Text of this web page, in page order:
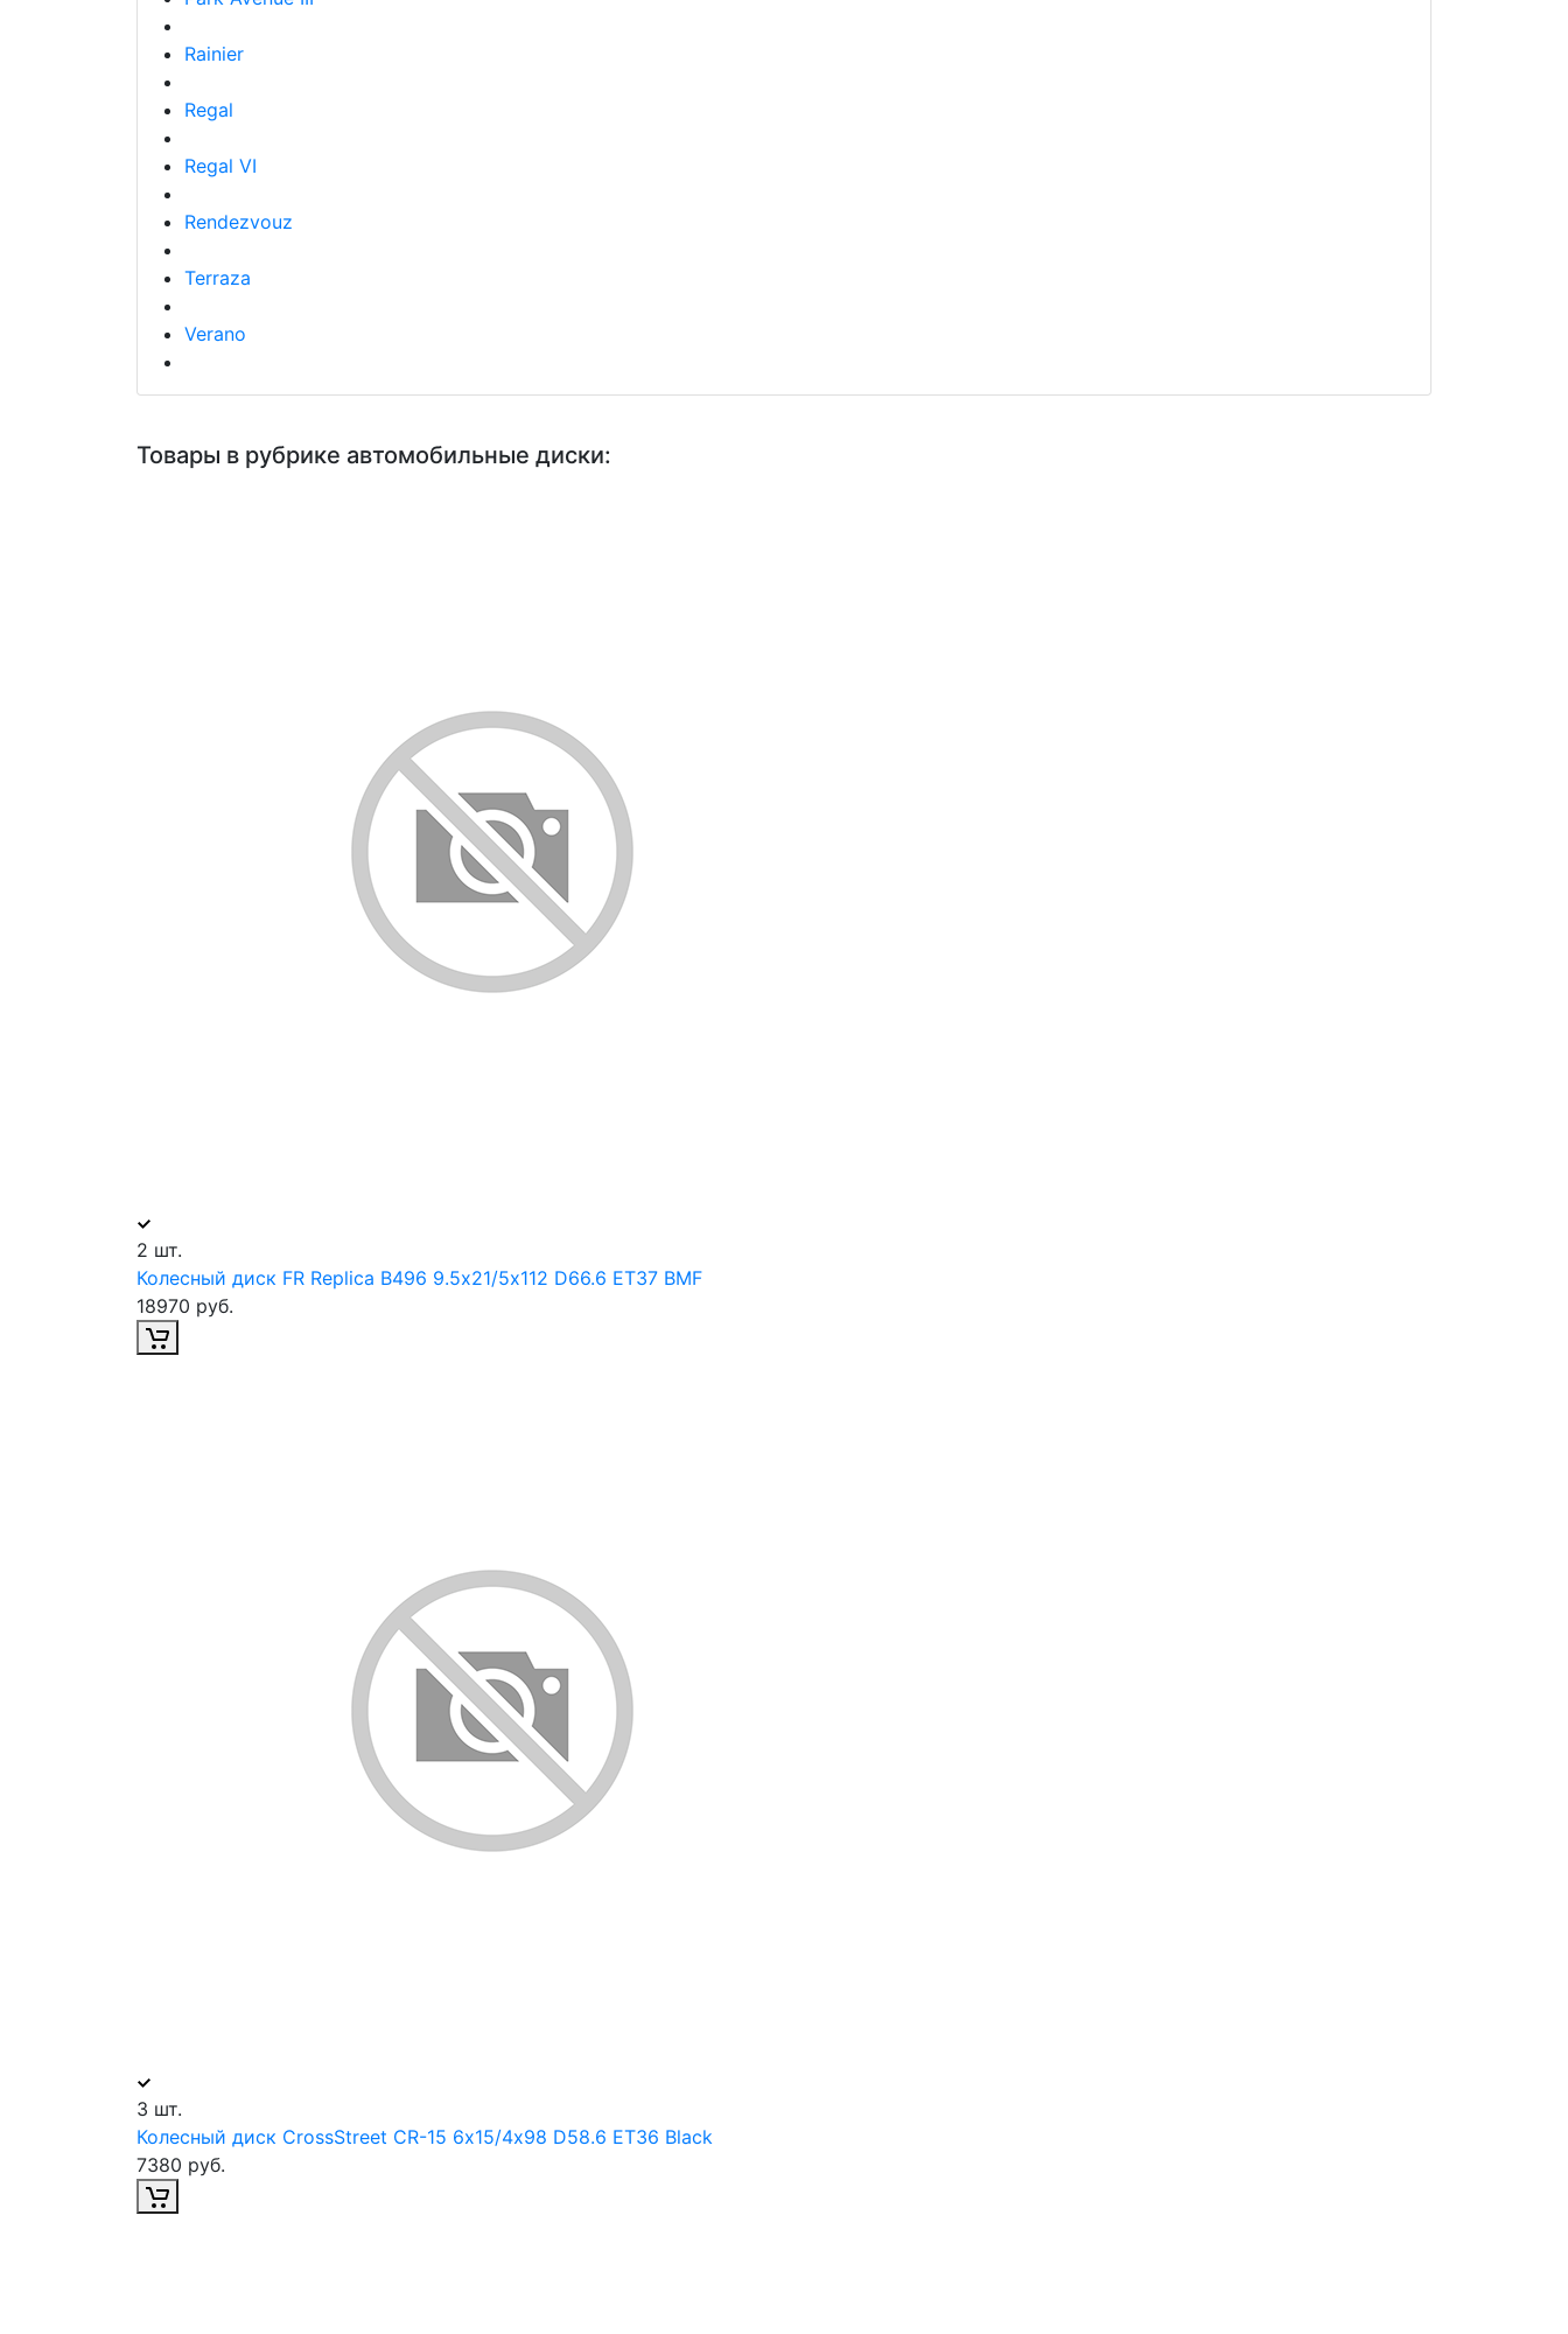
Rainier
Regal
Regal VI
Rendezvouz
Terraza
Verano
Товары в рубрике автомобильные диски:
2 шт.
Колесный диск FR Replica B496 9.5х21/5х112 D66.6 ET37 BMF
18970 руб.
3 шт.
Колесный диск CrossStreet CR-15 6х15/4х98 D58.6 ET36 Black
7380 руб.